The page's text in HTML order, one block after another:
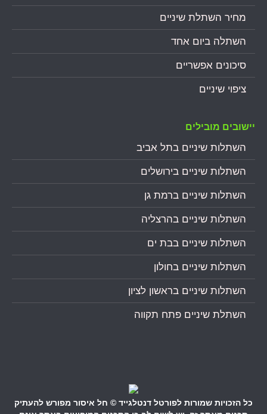
מחיר השתלת שיניים
השתלה ביום אחד
סיכונים אפשריים
ציפוי שיניים
יישובים מובילים
השתלות שיניים בתל אביב
השתלות שיניים בירושלים
השתלות שיניים ברמת גן
השתלות שיניים בהרצליה
השתלות שיניים בבת ים
השתלות שיניים בחולון
השתלות שיניים בראשון לציון
השתלת שיניים פתח תקווה
כל הזכויות שמורות לפורטל דנטלגייד © חל איסור מפורש להעתיק